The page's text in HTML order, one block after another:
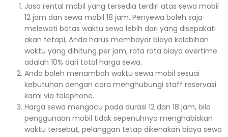
Jasa rental mobil yang tersedia terdiri atas sewa mobil
12 jam dan sewa mobil 18 jam. Penyewa boleh saja
melewati batas waktu sewa lebih dari yang disepakati
akan tetapi, Anda harus membayar biaya kelebihan
waktu yang dihitung per jam, rata rata biaya overtime
adalah 10% dari total harga sewa.
Anda boleh menambah waktu sewa mobil sesuai
kebutuhan dengan cara menghubungi staff reservasi
kami via telephone.
Harga sewa mengacu pada durasi 12 dan 18 jam, bila
penggunaan mobil tidak sepenuhnya menghabiskan
waktu tersebut, pelanggan tetap dikenakan biaya sewa